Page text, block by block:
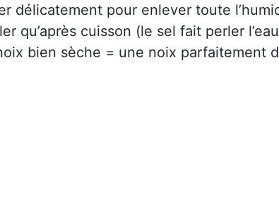
délicatement pour enlever toute
qu’après cuisson (le sel fait perler
bien sèche = une noix parfaitement